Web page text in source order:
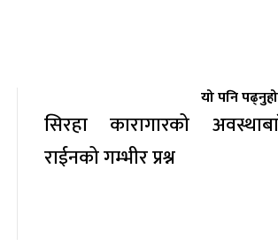
यो पनि
सिरहा कारागारको
राईनको गम्भीर प्रश्न